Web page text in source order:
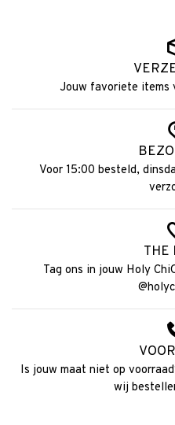
Jouw favoriete items
Voor 15:00 besteld,
THE
Tag ons in jouw Holy
Is jouw maat niet op
wij